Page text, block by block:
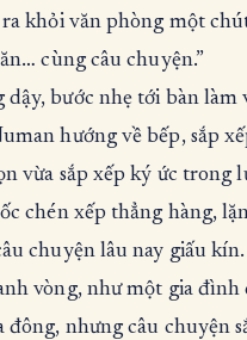
khỏi văn phòng một
cùng câu chuyện.”
bước nhẹ tới bàn làm
hướng về bếp, sắp
vừa sắp xếp ký ức trong
chén xếp thẳng hàng,
chuyện lâu nay giấu kín.
vòng, như một gia đình
đông, nhưng câu chuyện